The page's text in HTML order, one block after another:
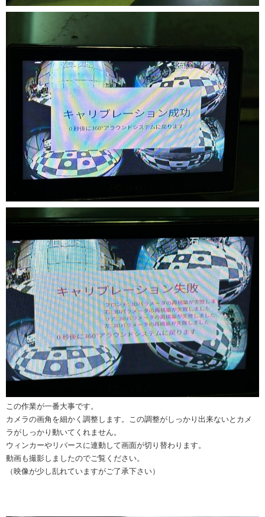
この作業が一番大事です。
カメラの画角を細かく調整します。この調整がしっかり出来ないとカメ
ラがしっかり動いてくれません。
ウィンカーやリバースに連動して画面が切り替わります。
動画も撮影しましたのでご覧ください。
（映像が少し乱れていますがご了承下さい）